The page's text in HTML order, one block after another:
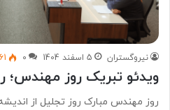
نیروگستران 5 اسفند 1404 0
ویدئو تبریک روز مهندس؛
روز مهندس مبارک روز تجلیل از